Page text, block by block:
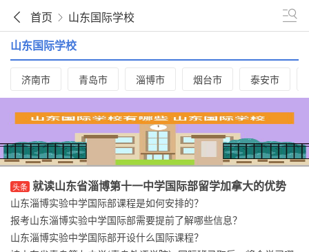
首页
山东国际学校
山东国际学校
济南市 青岛市 淄博市 烟台市 泰安市
头条 就读山东省淄博第十一中学国际部留学加拿大的优势
有......
山东淄博实验中学国际部课程是如何安排的？
报考山东淄博实验中学国际部需要提前了解哪些信息？
山东淄博实验中学国际部开设什么国际课程？